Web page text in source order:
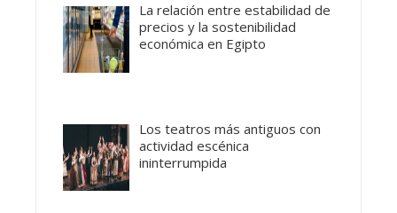
La relación entre estabilidad de
precios y la sostenibilidad
económica en Egipto
Los teatros más antiguos con
actividad escénica
ininterrumpida